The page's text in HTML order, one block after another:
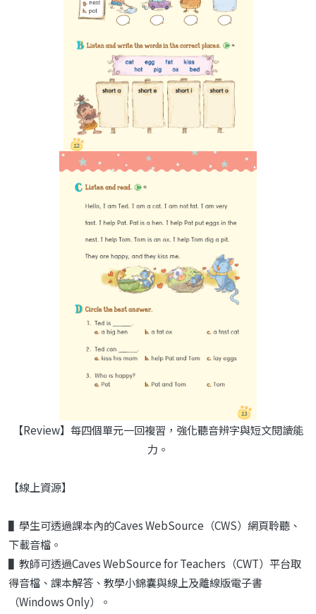
【Review】每四個單元一回複習，強化聽音辨字與短文閱讀能
力。
【線上資源】
▌學生可透過課本內的Caves WebSource（CWS）網頁聆聽、
下載音檔。
▌教師可透過Caves WebSource for Teachers（CWT）平台取
得音檔、課本解答、教學小錦囊與線上及離線版電子書
（Windows Only）。